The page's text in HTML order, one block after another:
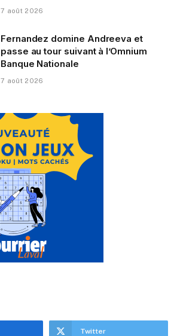
7 août 2026
Fernandez domine Andreeva et
passe au tour suivant à l’Omnium
Banque Nationale
7 août 2026
Twitter